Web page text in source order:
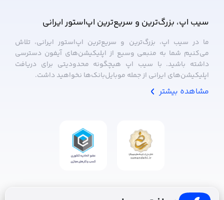
سیب ‌اپ، بزرگ‌ترین و سریع‌ترین اپ‌استور ایرانی
ما در سیب ‌اپ، بزرگ‌ترین و سریع‌ترین اپ‌استور ایرانی، تلاش
می‌کنیم شما به منبعی وسیع از اپلیکیشن‌های آیفون دسترسی
داشته باشید. با سیب ‌اپ هیچگونه محدودیتی برای دریافت
اپلیکیشن‌های ایرانی از جمله موبایل‌بانک‌ها نخواهید داشت.
مشاهده بیشتر